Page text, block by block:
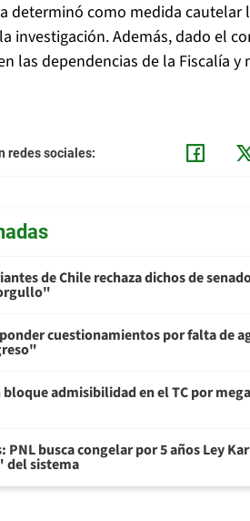
determinó como medida
investigación. Además, dado el
las dependencias de la Fiscalía y
redes sociales:
de Chile rechaza dichos de
cuestionamientos por falta de
bloque admisibilidad en el TC por
PNL busca congelar por 5 años Ley
del sistema